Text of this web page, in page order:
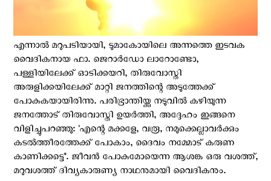
എന്നാല്‍ മറുപടിയായി, ടുമാകോയിലെ അന്നത്തെ ഇടവക
വൈദികനായ ഫാ. ജെറാർഡോ ലാറോണ്ടോ,
പള്ളിയിലേക്ക് ഓടിക്കയറി, തിരുവോസ്തി
അരുളിക്കയിലേക്ക് മാറ്റി ജനത്തിന്റെ അടുത്തേക്ക്
പോകുകയായിരിന്നു. പരിഭ്രാന്തിയ്ക്കു നടുവില്‍ കഴിയുന്ന
ജനത്തോട് തിരുവോസ്തി ഉയർത്തി, അദ്ദേഹം ഇങ്ങനെ
വിളിച്ചുപറഞ്ഞു: 'എന്റെ മക്കളേ, വരൂ, നമുക്കെല്ലാവർക്കും
കടൽത്തീരത്തേക്ക് പോകാം, ദൈവം നമ്മോട് കരുണ
കാണിക്കട്ടെ". ജീവന്‍ പോകുമോയെന്ന ആശങ്ക ഒരു വശത്ത്,
മറുവശത്ത് ദിവ്യകാരുണ്യ നാഥനുമായി വൈദികനും.